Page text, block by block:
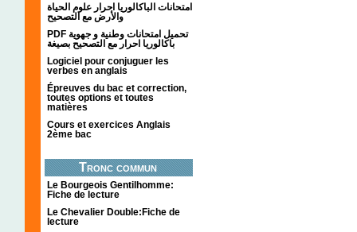
امتحانات الباكالوريا احرار علوم الحياة
والأرض مع التصحيح
PDF تحميل امتحانات وطنية و جهوية
باكالوريا احرار مع التصحيح بصيغة
Logiciel pour conjuguer les
verbes en anglais
Épreuves du bac et correction,
toutes options et toutes
matières
Cours et exercices Anglais
2ème bac
Tronc commun
Le Bourgeois Gentilhomme:
Fiche de lecture
Le Chevalier Double:Fiche de
lecture